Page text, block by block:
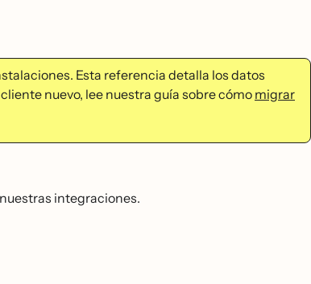
Esta referencia detalla los datos
nuevo, lee nuestra guía sobre cómomigrar
integraciones.